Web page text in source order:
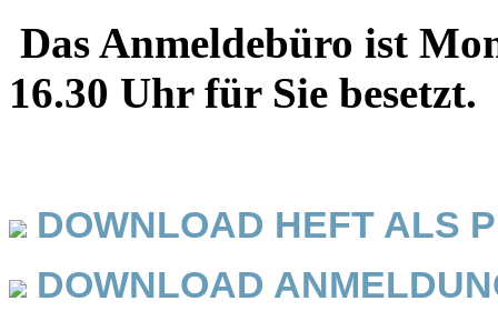
Das Anmeldebüro ist
16.30 Uhr für Sie besetzt.
DOWNLOAD HEFT ALS
DOWNLOAD